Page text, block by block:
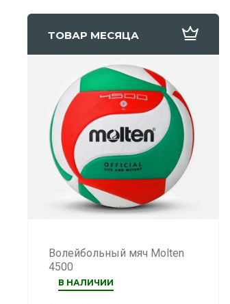
ТОВАР МЕСЯЦА
Волейбольный мяч Molten
4500
В НАЛИЧИИ